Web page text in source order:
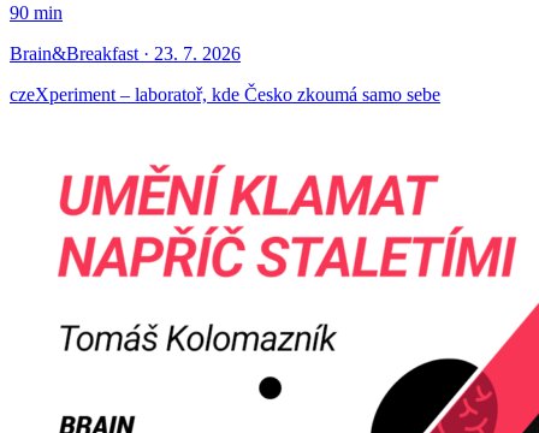
90 min
Brain&Breakfast · 23. 7. 2026
czeXperiment – laboratoř, kde Česko zkoumá samo sebe